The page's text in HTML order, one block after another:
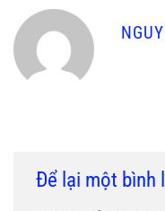
Để lại một bình